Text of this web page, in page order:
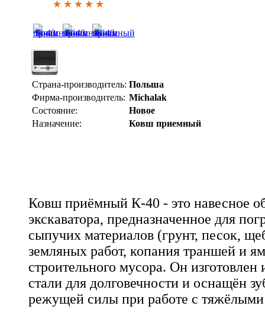
Страна-производитель: Польша
Фирма-производитель: Michalak
Состояние:
Новое
Назначение:
Ковш приемный
Ковш приёмный К-40 - это навесное
экскаватора, предназначенное для
сыпучих материалов (грунт, песок,
земляных работ, копания траншей и
строительного мусора. Он изготовлен
стали для долговечности и оснащён
режущей силы при работе с